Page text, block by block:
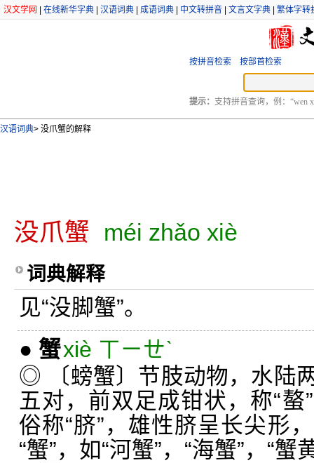
汉文学网 在线新华字典 汉语词典 成语词典 中文转拼音 文言文字典 繁体字转
按拼音检索 按部首检索
提示： 支持拼音查询，例：“wen
汉语词典> 没爪蟹的解释
没爪蟹 méi zhǎo xiè
词典解释
见“没脚蟹”。
● 蟹xiè ㄒㄧㄝˋ
◎ 〔螃蟹〕节肢动物，水陆
五对，前双足成钳状，称“
俗称“脐”，雄性脐呈长尖形
“蟹”，如“河蟹”，“海蟹”，“蟹